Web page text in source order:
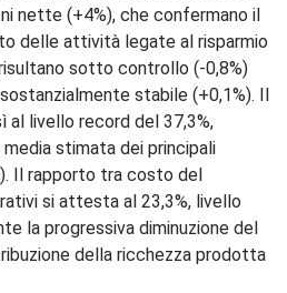
nette (+4%), che confermano il
delle attività legate al risparmio
sotto controllo (-0,8%)
stabile (+0,1%). Il
livello record del 37,3%,
stimata dei principali
Il rapporto tra costo del
si attesta al 23,3%, livello
la progressiva diminuzione del
della ricchezza prodotta